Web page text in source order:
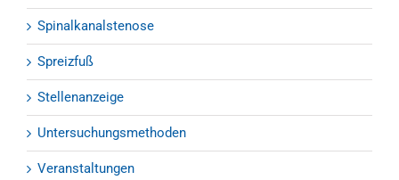
Spinalkanalstenose
Spreizfuß
Stellenanzeige
Untersuchungsmethoden
Veranstaltungen